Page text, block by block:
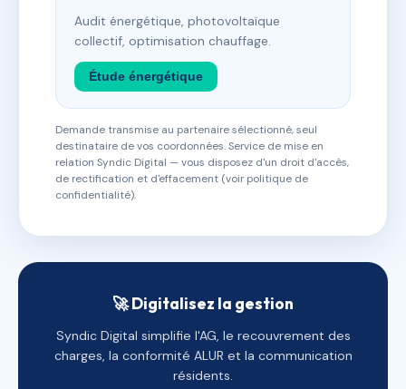
Audit énergétique, photovoltaïque
collectif, optimisation chauffage.
Étude énergétique
Demande transmise au partenaire sélectionné, seul
destinataire de vos coordonnées. Service de mise en
relation Syndic Digital — vous disposez d'un droit d'accès,
de rectification et d'effacement (voir politique de
confidentialité).
🚀 Digitalisez la gestion
Syndic Digital simplifie l'AG, le recouvrement des
charges, la conformité ALUR et la communication
résidents.